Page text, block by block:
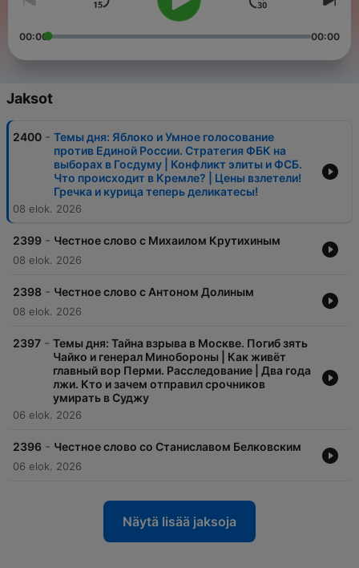
00:00 00:00
Jaksot
2400 - Темы дня: Яблоко и Умное голосование
против Единой России. Стратегия ФБК на
выборах в Госдуму | Конфликт элиты и ФСБ.
Что происходит в Кремле? | Цены взлетели!
Гречка и курица теперь деликатесы!
08 elok. 2026
2399 - Честное слово с Михаилом Крутихиным
08 elok. 2026
2398 - Честное слово с Антоном Долиным
08 elok. 2026
2397 - Темы дня: Тайна взрыва в Москве. Погиб зять
Чайко и генерал Минобороны | Как живёт
главный вор Перми. Расследование | Два года
лжи. Кто и зачем отправил срочников
умирать в Суджу
06 elok. 2026
2396 - Честное слово со Станиславом Белковским
06 elok. 2026
Näytä lisää jaksoja